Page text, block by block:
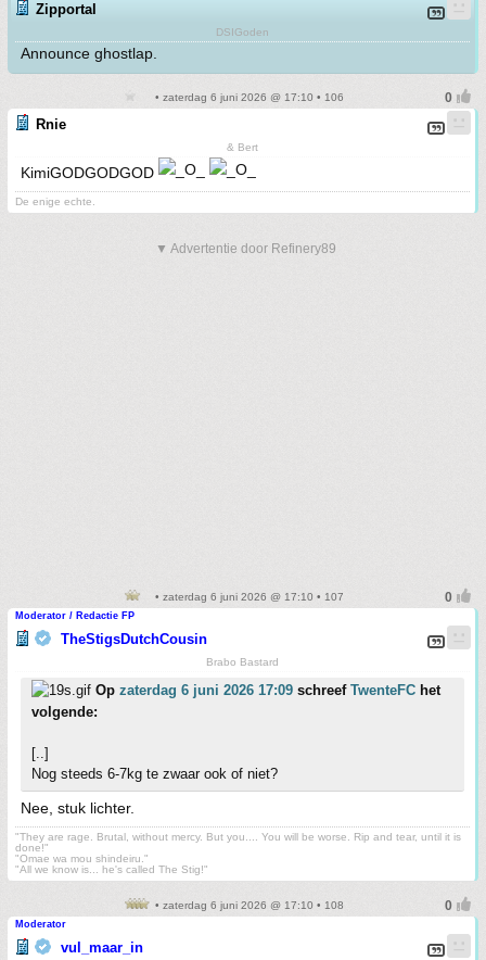
Zipportal
DSIGoden
Announce ghostlap.
• zaterdag 6 juni 2026 @ 17:10 • 106
Rnie
& Bert
KimiGODGODGOD
De enige echte.
▼ Advertentie door Refinery89
• zaterdag 6 juni 2026 @ 17:10 • 107
Moderator / Redactie FP
TheStigsDutchCousin
Brabo Bastard
Op zaterdag 6 juni 2026 17:09 schreef TwenteFC het
volgende:
[..]
Nog steeds 6-7kg te zwaar ook of niet?
Nee, stuk lichter.
"They are rage. Brutal, without mercy. But you.... You will be worse. Rip and tear, until it is
done!"
"Omae wa mou shindeiru."
"All we know is... he's called The Stig!"
• zaterdag 6 juni 2026 @ 17:10 • 108
Moderator
vul_maar_in